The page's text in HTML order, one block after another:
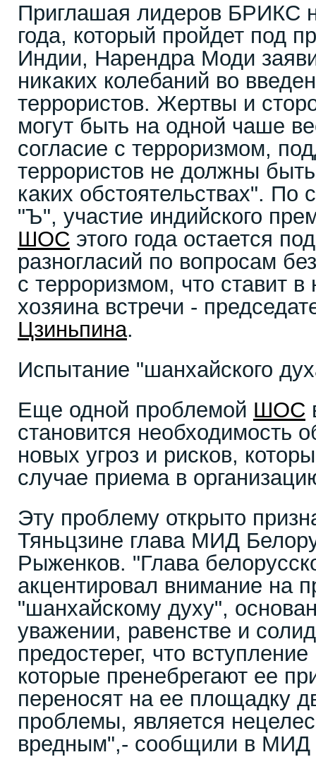
Приглашая лидеров БРИКС
года, который пройдет под
Индии, Нарендра Моди
никаких колебаний во
террористов. Жертвы и
могут быть на одной чаше
согласие с терроризмом,
террористов не должны
каких обстоятельствах". По
"Ъ", участие индийского
ШОС этого года остается
разногласий по вопросам
с терроризмом, что ставит
хозяина встречи -
Цзиньпина.
Испытание "шанхайского
Еще одной проблемой ШОС
становится необходимость
новых угроз и рисков,
случае приема в
Эту проблему открыто
Тяньцзине глава МИД
Рыженков. "Глава
акцентировал внимание на
"шанхайскому духу",
уважении, равенстве и
предостерег, что
которые пренебрегают ее
переносят на ее площадку
проблемы, является
вредным",- сообщили в МИД